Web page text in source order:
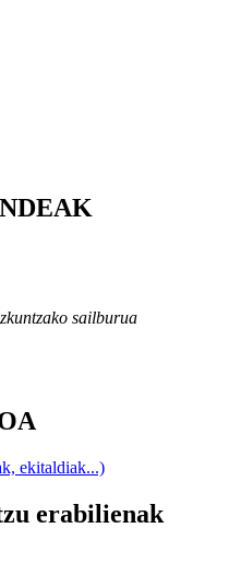
sailburua
ekitaldiak...)
erabilienak